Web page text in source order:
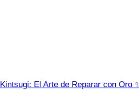
Kintsugi: El Arte de Reparar con Oro